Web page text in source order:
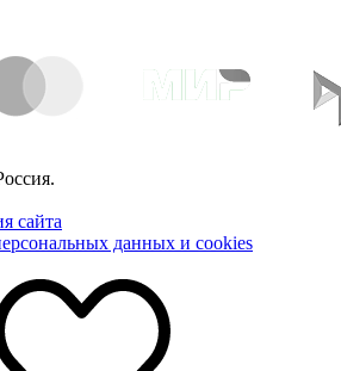
сайта
данных и cookies